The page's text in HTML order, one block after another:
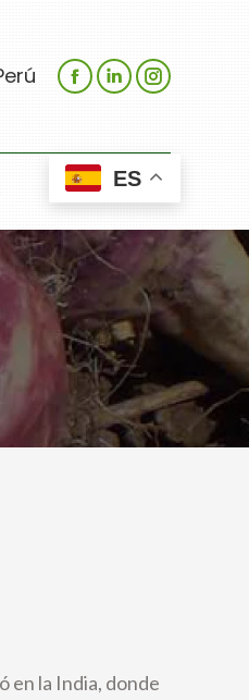
ES
en la India, donde